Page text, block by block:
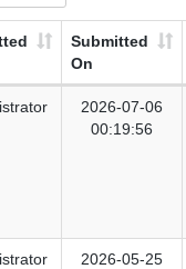
Submitted
On
2026-07-06
00:19:56
2026-05-25